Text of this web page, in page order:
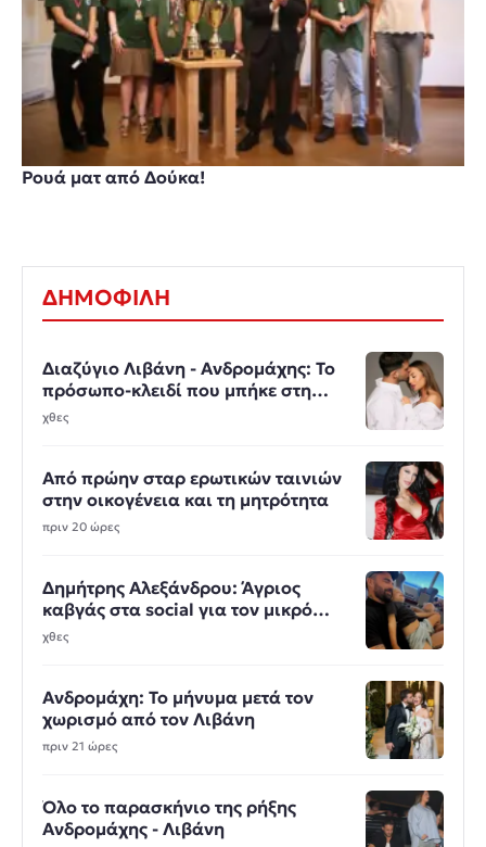
Ρουά ματ από Δούκα!
ΔΗΜΟΦΙΛΗ
Διαζύγιο Λιβάνη - Ανδρομάχης: Το
πρόσωπο-κλειδί που μπήκε στη
μέση
χθες
Από πρώην σταρ ερωτικών ταινιών
στην οικογένεια και τη μητρότητα
πριν 20 ώρες
Δημήτρης Αλεξάνδρου: Άγριος
καβγάς στα social για τον μικρό
Πάρη
χθες
Ανδρομάχη: Το μήνυμα μετά τον
χωρισμό από τον Λιβάνη
πριν 21 ώρες
Όλο το παρασκήνιο της ρήξης
Ανδρομάχης - Λιβάνη